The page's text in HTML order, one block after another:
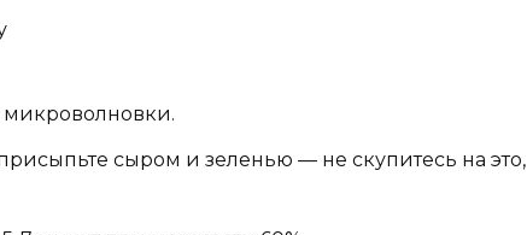
микроволновки.
сыром и зеленью — не скупитесь на это,